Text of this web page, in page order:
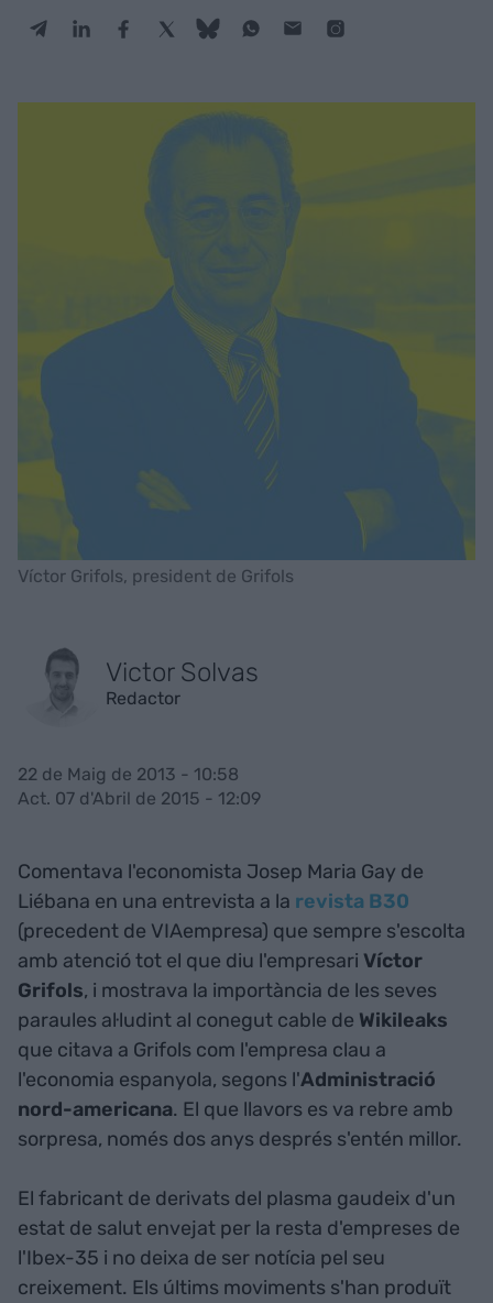
Víctor Grifols, president de Grifols
Victor Solvas
Redactor
22 de Maig de 2013 - 10:58
Act. 07 d'Abril de 2015 - 12:09
Comentava l'economista Josep Maria Gay de
Liébana en una entrevista a la revista B30
(precedent de VIAempresa) que sempre s'escolta
amb atenció tot el que diu l'empresari Víctor
Grifols, i mostrava la importància de les seves
paraules al·ludint al conegut cable de Wikileaks
que citava a Grifols com l'empresa clau a
l'economia espanyola, segons l'Administració
nord-americana. El que llavors es va rebre amb
sorpresa, només dos anys després s'entén millor.
El fabricant de derivats del plasma gaudeix d'un
estat de salut envejat per la resta d'empreses de
l'Ibex-35 i no deixa de ser notícia pel seu
creixement. Els últims moviments s'han produït